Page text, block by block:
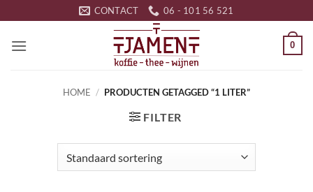
naar
inhoud
CONTACT 06 - 101 56 521
0
HOME / PRODUCTEN GETAGGED “1 LITER”
FILTER